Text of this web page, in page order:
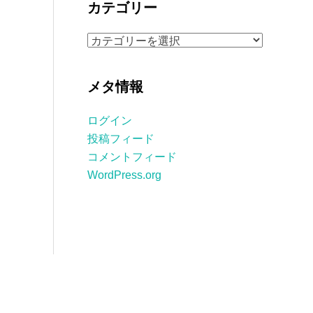
イ
ブ
カテゴリー
カ
リ
メタ情報
ログイン
投稿フィード
コメントフィード
WordPress.org